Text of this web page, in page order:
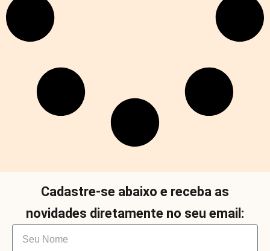
Cadastre-se abaixo e receba as
novidades diretamente no seu email: